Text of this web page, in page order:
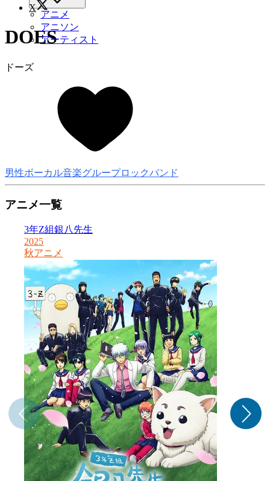
アニメ
アニソン
アーティスト
X
DOES
ドーズ
男性ボーカル音楽グループロックバンド
アニメ一覧
3年Z組銀八先生
2025
秋アニメ